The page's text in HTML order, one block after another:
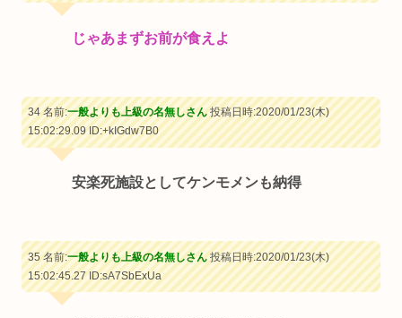
じゃあまずお前が食えよ
34 名前:一般よりも上級の名無しさん投稿日時:2020/01/23(木)
15:02:29.09ID:+kIGdw7B0
安楽死施設としてケンモメンも納得
35 名前:一般よりも上級の名無しさん投稿日時:2020/01/23(木)
15:02:45.27ID:sA7SbExUa